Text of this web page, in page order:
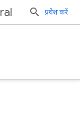
प्रवेश करें